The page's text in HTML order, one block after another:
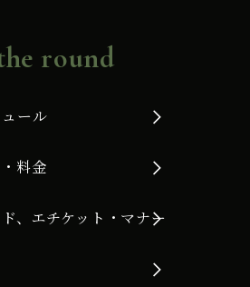
round
ール
料金
、エチケット・マナー